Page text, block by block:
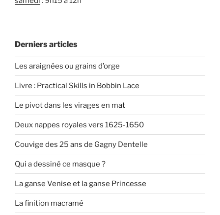
Derniers articles
Les araignées ou grains d’orge
Livre : Practical Skills in Bobbin Lace
Le pivot dans les virages en mat
Deux nappes royales vers 1625-1650
Couvige des 25 ans de Gagny Dentelle
Qui a dessiné ce masque ?
La ganse Venise et la ganse Princesse
La finition macramé